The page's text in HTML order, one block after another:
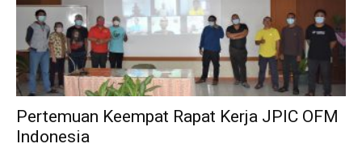
Pertemuan Keempat Rapat Kerja JPIC OFM
Indonesia